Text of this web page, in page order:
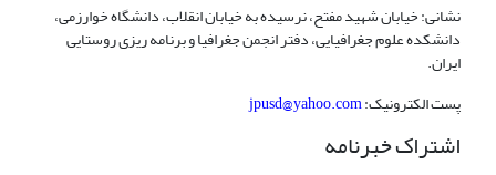
نشانی: خیابان شهید مفتح، نرسیده به خیابان انقلاب، دانشگاه خوارزمی،
دانشکده علوم جغرافیایی، دفتر انجمن جغرافیا و برنامه ریزی روستایی
ایران.
پست الکترونیک:jpusd@yahoo.com
اشتراک خبرنامه